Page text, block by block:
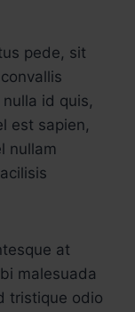
pede, sit
id quis,
est sapien,
nullam
at
malesuada
tristique odio